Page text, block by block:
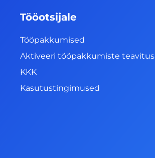
Tööotsijale
Tööpakkumised
Aktiveeri tööpakkumiste teavitus
KKK
Kasutustingimused